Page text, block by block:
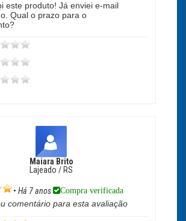
este produto! Já enviei e-mail
Qual o prazo para o
Maiara Brito
Lajeado / RS
• Há 7 anos Compra verificada
comentário para esta avaliação